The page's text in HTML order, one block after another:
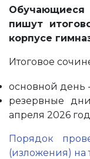
пишут
корпусе
Итоговое
основной день
резервные
апреля 2026
Порядок
(изложения) на